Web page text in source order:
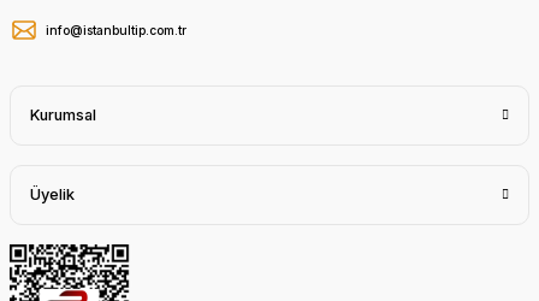
info@istanbultip.com.tr
Kurumsal
Üyelik